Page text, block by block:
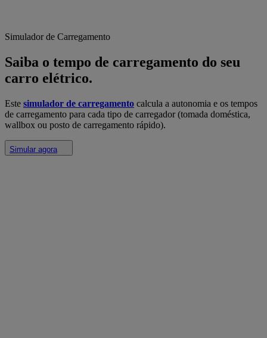
Simulador de Carregamento
Saiba o tempo de carregamento do seu
carro elétrico.
Este simulador de carregamento calcula a autonomia e os tempos
de carregamento para cada tipo de carregador (tomada doméstica,
wallbox ou posto de carregamento rápido).
Simular agora